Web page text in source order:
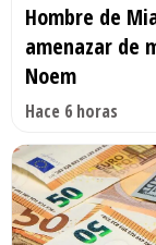
Hombre de
amenazar de
Noem
Hace 6 horas